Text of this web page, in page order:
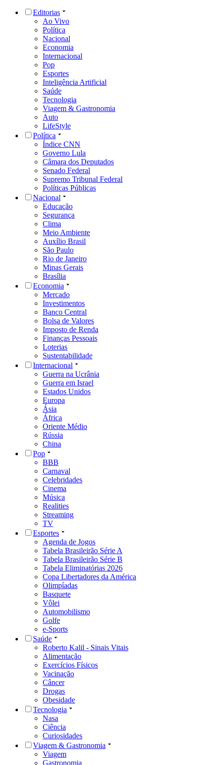
Editorias
Ao Vivo
Política
Nacional
Economia
Internacional
Pop
Esportes
Inteligência Artificial
Saúde
Tecnologia
Viagem & Gastronomia
Auto
LifeStyle
Política
Índice CNN
Governo Lula
Câmara dos Deputados
Senado Federal
Supremo Tribunal Federal
Políticas Públicas
Nacional
Educação
Segurança
Clima
Meio Ambiente
Auxílio Brasil
São Paulo
Rio de Janeiro
Minas Gerais
Brasília
Economia
Mercado
Investimentos
Banco Central
Bolsa de Valores
Imposto de Renda
Finanças Pessoais
Loterias
Sustentabilidade
Internacional
Guerra na Ucrânia
Guerra em Israel
Estados Unidos
Europa
Ásia
África
Oriente Médio
Rússia
China
Pop
BBB
Carnaval
Celebridades
Cinema
Música
Realities
Streaming
TV
Esportes
Agenda de Jogos
Tabela Brasileirão Série A
Tabela Brasileirão Série B
Tabela Eliminatórias 2026
Copa Libertadores da América
Olimpíadas
Basquete
Vôlei
Automobilismo
Golfe
e-Sports
Saúde
Roberto Kalil - Sinais Vitais
Alimentação
Exercícios Físicos
Vacinação
Câncer
Drogas
Obesidade
Tecnologia
Nasa
Ciência
Curiosidades
Viagem & Gastronomia
Viagem
Gastronomia